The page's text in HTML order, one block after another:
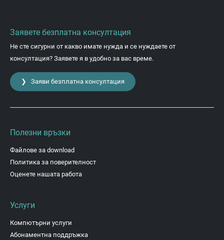
Заявете безплатна консултация
Не сте сигурни от какво имате нужда и се нуждаете от
консултация? Заявете я в удобно за вас време.
❯ Заяви безплатна консултация
Полезни връзки
Файлове за download
Политика за поверителност
Оценете нашата работа
Услуги
Компютърни услуги
Абонаментна поддръжка